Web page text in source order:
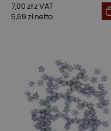
7,00 zł z VAT
5,69 zł netto